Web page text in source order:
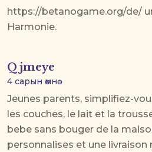
https://betanogame.org/de/
Harmonie.
Qjmeye
4 сарын өмнө
Jeunes parents, simplifiez-
les couches, le lait et la
bebe sans bouger de la
personnalises et une livraison